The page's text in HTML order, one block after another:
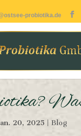
probiotika.de
20, 2025 | Blog